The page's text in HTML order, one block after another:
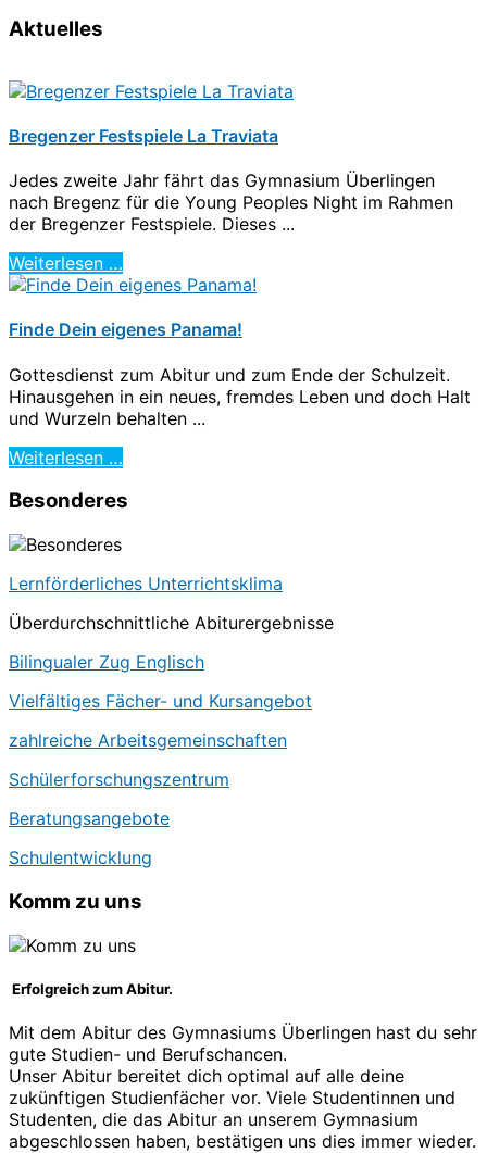
Aktuelles
Bregenzer Festspiele La Traviata
Jedes zweite Jahr fährt das Gymnasium Überlingen
nach Bregenz für die Young Peoples Night im Rahmen
der Bregenzer Festspiele. Dieses ...
Weiterlesen …
Finde Dein eigenes Panama!
Gottesdienst zum Abitur und zum Ende der Schulzeit.
Hinausgehen in ein neues, fremdes Leben und doch Halt
und Wurzeln behalten ...
Weiterlesen …
Besonderes
Lernförderliches Unterrichtsklima
Überdurchschnittliche Abiturergebnisse
Bilingualer Zug Englisch
Vielfältiges Fächer- und Kursangebot
zahlreiche Arbeitsgemeinschaften
Schülerforschungszentrum
Beratungsangebote
Schulentwicklung
Komm zu uns
Erfolgreich zum Abitur.
Mit dem Abitur des Gymnasiums Überlingen hast du sehr
gute Studien- und Berufschancen.
Unser Abitur bereitet dich optimal auf alle deine
zukünftigen Studienfächer vor. Viele Studentinnen und
Studenten, die das Abitur an unserem Gymnasium
abgeschlossen haben, bestätigen uns dies immer wieder.